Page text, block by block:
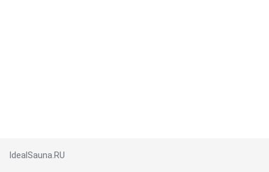
IdealSauna.RU